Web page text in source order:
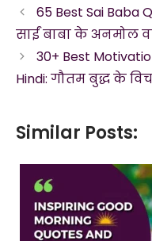
65 Best Sai Baba
साईं बाबा के अनमोल
30+ Best
Hindi: गौतम बुद्ध के
Similar Posts: